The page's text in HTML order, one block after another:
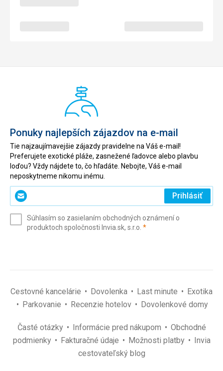
Ponuky najlepších zájazdov na e-mail
Tie najzaujímavejšie zájazdy pravidelne na Váš e-mail!
Preferujete exotické pláže, zasnežené ľadovce alebo plavbu
loďou? Vždy nájdete to, čo hľadáte. Nebojte, Váš e-mail
neposkytneme nikomu inému.
Zadajte
svoj
(povinné)
Prihlásiť
Súhlasím so zasielaním obchodných oznámení o
produktoch spoločnosti Invia.sk, s.r.o. *(povinné)
Cestovné kancelárie Dovolenka Last minute
Exotika
Parkovanie
Recenzie hotelov Dovolenkové domy
Časté otázky Informácie pred nákupom
Obchodné
podmienky
Fakturačné údaje Možnosti platby
Invia
cestovateľský blog